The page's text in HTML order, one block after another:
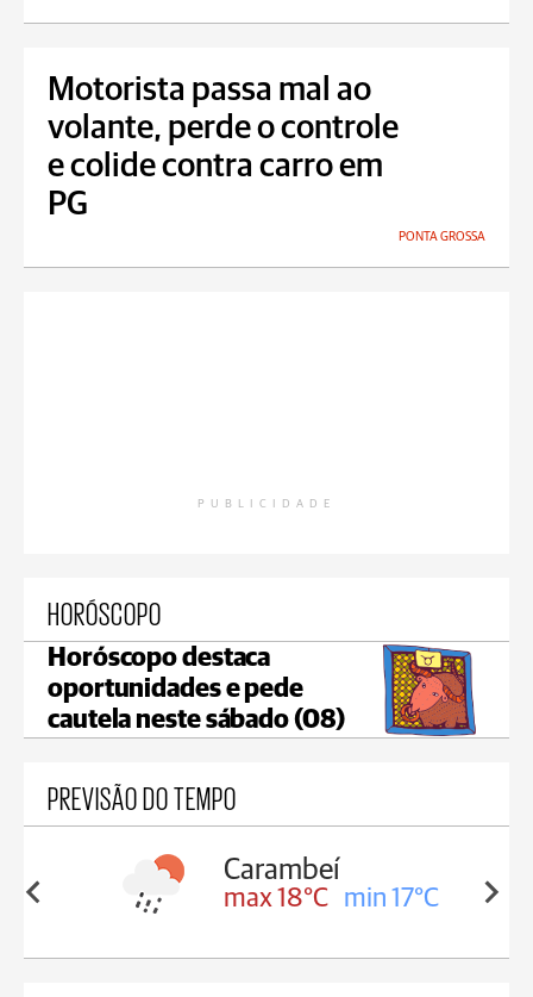
Motorista passa mal ao
volante, perde o controle
e colide contra carro em
PG
PONTA GROSSA
PUBLICIDADE
HORÓSCOPO
Horóscopo destaca
oportunidades e pede
cautela neste sábado (08)
PREVISÃO DO TEMPO
17°C
Jaguariaíva
max 19°C min 18°C